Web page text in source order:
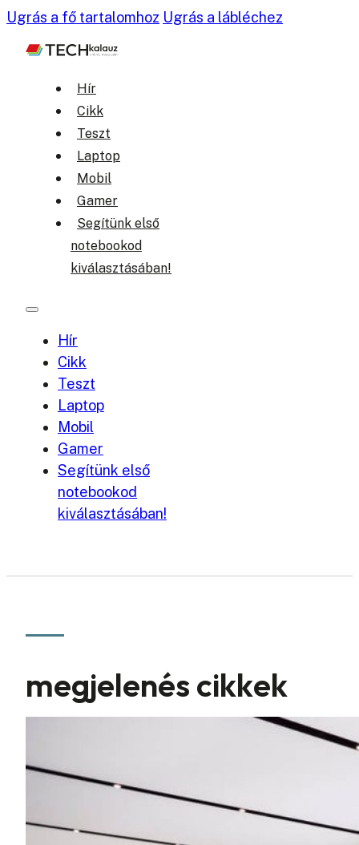
Ugrás a fő tartalomhoz Ugrás a lábléchez
Hír
Cikk
Teszt
Laptop
Mobil
Gamer
Segítünk első
notebookod
kiválasztásában!
Hír
Cikk
Teszt
Laptop
Mobil
Gamer
Segítünk első
notebookod
kiválasztásában!
megjelenés cikkek